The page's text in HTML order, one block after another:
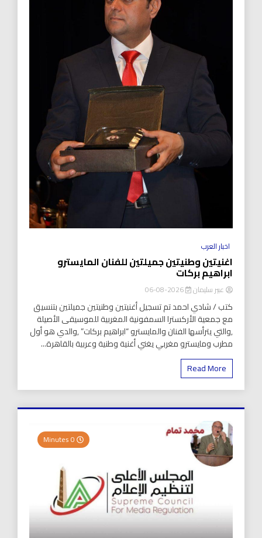
اخبار العرب
اغنيتين وطنيتين جميلتين للفنان المايسترو
ابراهيم بركات
عبير سليمان 2026-08-06
كتب / شادي احمد تم تسجيل أغنيتين وطنيتين جميلتين بتنسيق
مع جمعية الأركسترا السمفونية المغربية للموسيقى الأصيلة
,والتي يترأسها الفنان والمايسترو “ابراهيم بركات” ,والدي هو أول
مطرب ومايسترو مغربي يغني أغنية وطنية وعربية بالقاهرة...
Read More